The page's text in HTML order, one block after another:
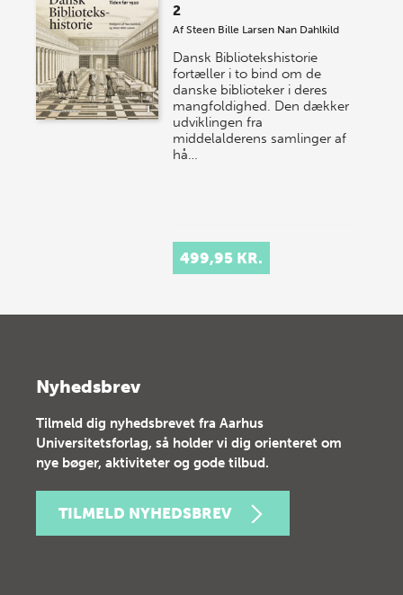
2
AfSteen Bille Larsen Nan Dahlkild
Dansk Bibliotekshistorie
fortæller i to bind om de
danske biblioteker i deres
mangfoldighed. Den dækker
udviklingen fra
middelalderens samlinger af
hå…
499,95 KR.
Nyhedsbrev
Tilmeld dig nyhedsbrevet fra Aarhus
Universitetsforlag, så holder vi dig orienteret om
nye bøger, aktiviteter og gode tilbud.
TILMELD NYHEDSBREV